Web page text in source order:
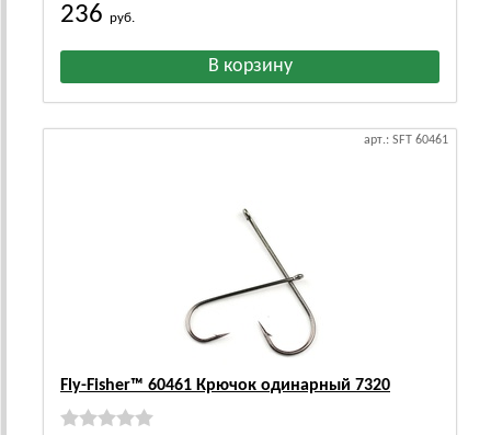
236 руб.
арт.: SFT 60461
Fly-Fisher™ 60461 Крючок одинарный 7320